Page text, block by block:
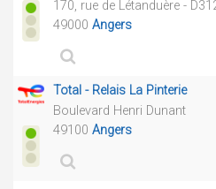
170, rue de Létanduère -
49000 Angers
Total - Relais La Pinterie
Boulevard Henri Dunant
49100 Angers